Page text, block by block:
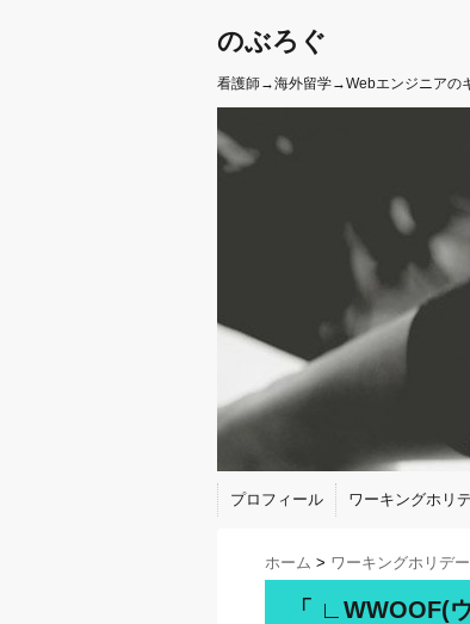
のぶろぐ
看護師→海外留学→Webエンジニアの
プロフィール ワーキングホリ
ホーム > ワーキングホリデ
「 ∟WWOOF(